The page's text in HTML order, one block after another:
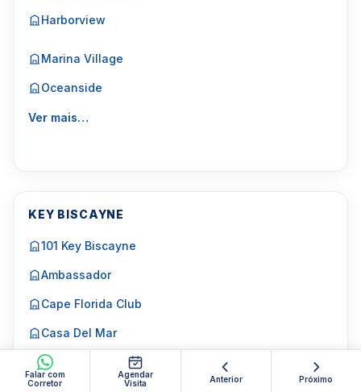
Falar com
Corretor
Agendar
Visita
Anterior Próximo
Harborview
Marina Village
Oceanside
Ver mais…
KEY BISCAYNE
101 Key Biscayne
Ambassador
Cape Florida Club
Casa Del Mar
Cay Polynesia